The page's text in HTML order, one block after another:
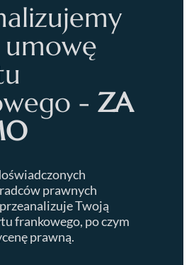
- ZA
prawnych
Twoją
frankowego, po czym
prawną.